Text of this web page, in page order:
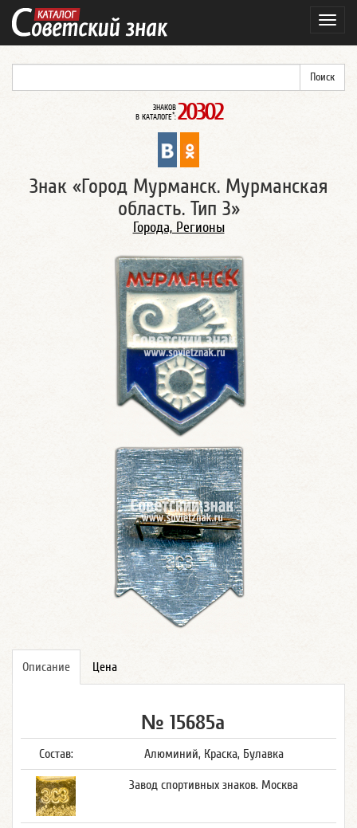
ЗНАКОВ
В КАТАЛОГЕ*: 20302
Знак «Город Мурманск. Мурманская
область. Тип 3»
Города, Регионы
Описание Цена
№ 15685а
Состав: Алюминий, Краска, Булавка
Завод спортивных знаков. Москва